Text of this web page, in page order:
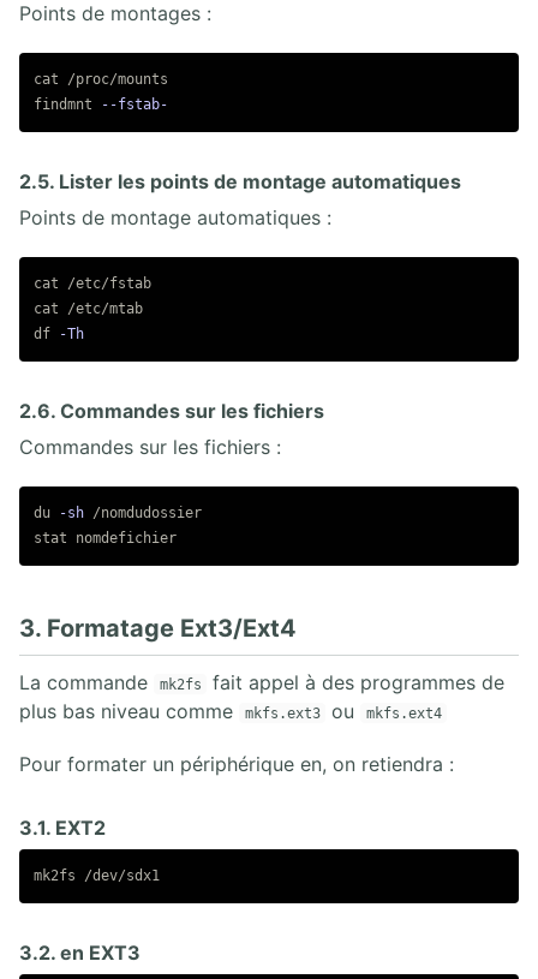
Points de montages :
cat /proc/mounts
findmnt
--fstab-
2.5. Lister les points de montage automatiques
Points de montage automatiques :
cat
cat
df
-Th
2.6. Commandes sur les fichiers
Commandes sur les fichiers :
du -sh
stat
3. Formatage Ext3/Ext4
La commande mk2fs
fait appel à des programmes de
plus bas niveau comme
mkfs.ext3 ou mkfs.ext4
Pour formater un périphérique en, on retiendra :
3.1. EXT2
3.2. en EXT3